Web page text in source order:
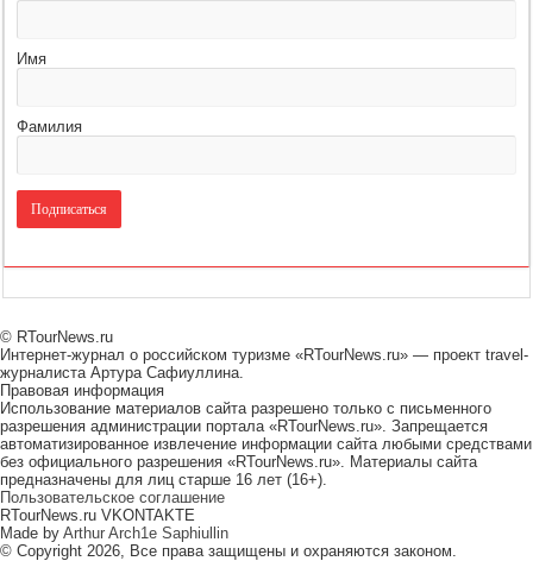
Имя
Фамилия
© RTourNews.ru
Интернет-журнал о российском туризме «RTourNews.ru» — проект travel-
журналиста Артура Сафиуллина.
Правовая информация
Использование материалов сайта разрешено только с письменного
разрешения администрации портала «RTourNews.ru». Запрещается
автоматизированное извлечение информации сайта любыми средствами
без официального разрешения «RTourNews.ru». Материалы сайта
предназначены для лиц старше 16 лет (16+).
Пользовательское соглашение
RTourNews.ru VKONTAKTE
Made by Arthur Arch1e Saphiullin
© Copyright 2026, Все права защищены и охраняются законом.